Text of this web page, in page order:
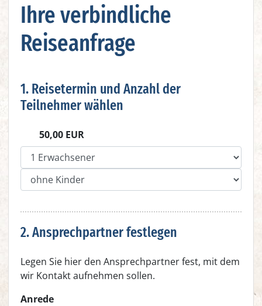
Ihre verbindliche
Reiseanfrage
1. Reisetermin und Anzahl der
Teilnehmer wählen
50,00 EUR
2. Ansprechpartner festlegen
Legen Sie hier den Ansprechpartner fest, mit dem
wir Kontakt aufnehmen sollen.
Anrede